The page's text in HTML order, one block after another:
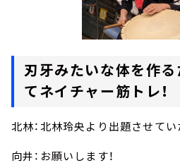
刃牙みたいな体を作る
てネイチャー筋トレ！
北林：北林玲央より出題させてい
向井：お願いします！